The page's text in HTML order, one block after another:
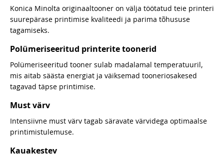
Konica Minolta originaaltooner on välja töötatud teie printeri
suurepärase printimise kvaliteedi ja parima tõhususe
tagamiseks.
Polümeriseeritud printerite toonerid
Polümeriseeritud tooner sulab madalamal temperatuuril,
mis aitab säästa energiat ja väiksemad tooneriosakesed
tagavad täpse printimise.
Must värv
Intensiivne must värv tagab säravate värvidega optimaalse
printimistulemuse.
Kauakestev